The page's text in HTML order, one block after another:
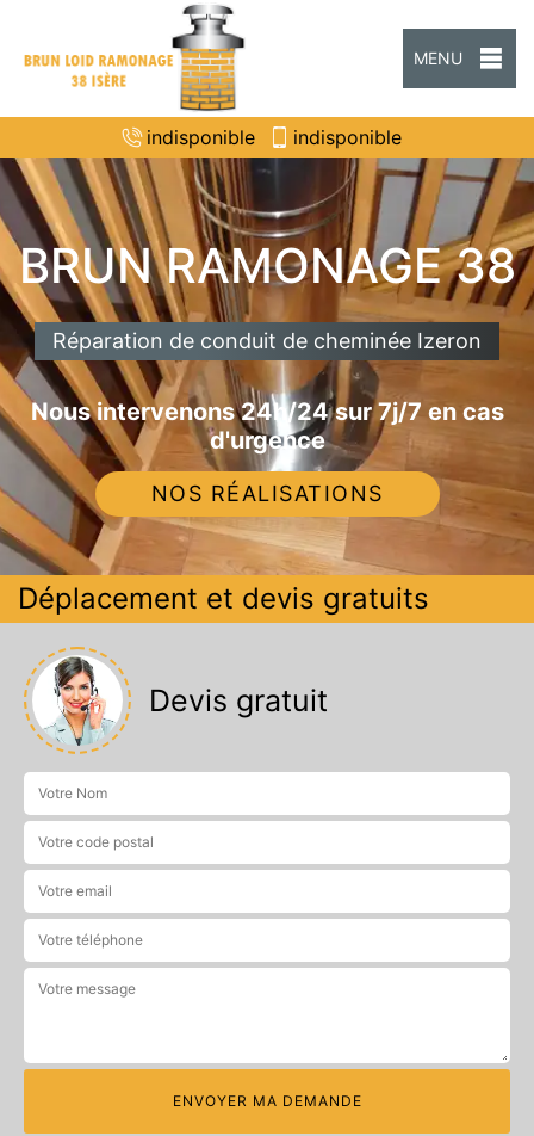
MENU
indisponible indisponible
BRUN RAMONAGE 38
Réparation de conduit de cheminée Izeron
Nous intervenons 24h/24 sur 7j/7 en cas
d'urgence
NOS RÉALISATIONS
Déplacement et devis gratuits
Devis gratuit